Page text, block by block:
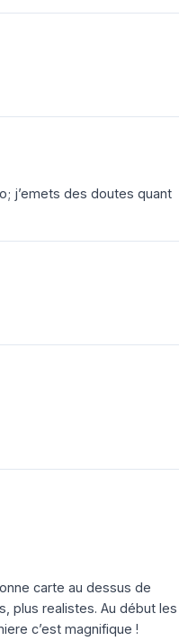
j’emets des doutes quant
carte au dessus de
plus realistes. Au début les
c’est magnifique !